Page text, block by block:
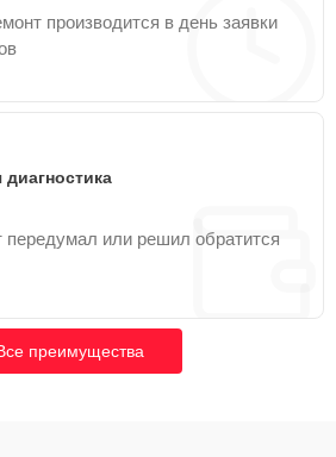
производится в день заявки
диагностика
передумал или решил обратится
преимущества